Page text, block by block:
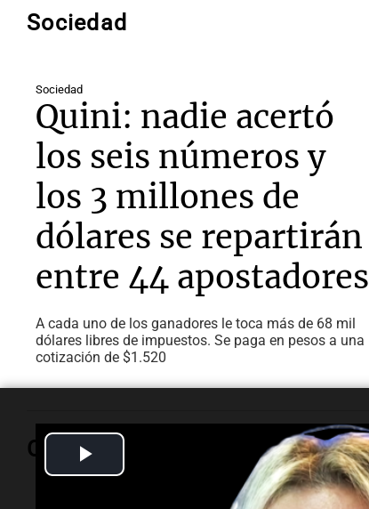
Sociedad
Sociedad
Quini: nadie acertó
los seis números y
los 3 millones de
dólares se repartirán
entre 44 apostadores
A cada uno de los ganadores le toca más de 68 mil
dólares libres de impuestos. Se paga en pesos a una
cotización de $1.520
Opinión